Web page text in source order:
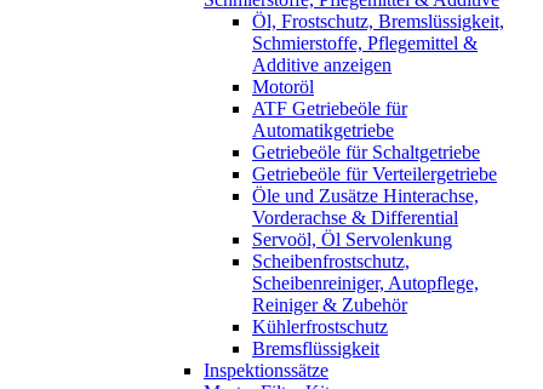
Öl, Frostschutz, Bremslüssigkeit,
Schmierstoffe, Pflegemittel &
Additive anzeigen
Motoröl
ATF Getriebeöle für
Automatikgetriebe
Getriebeöle für Schaltgetriebe
Getriebeöle für Verteilergetriebe
Öle und Zusätze Hinterachse,
Vorderachse & Differential
Servoöl, Öl Servolenkung
Scheibenfrostschutz,
Scheibenreiniger, Autopflege,
Reiniger & Zubehör
Kühlerfrostschutz
Bremsflüssigkeit
Inspektionssätze